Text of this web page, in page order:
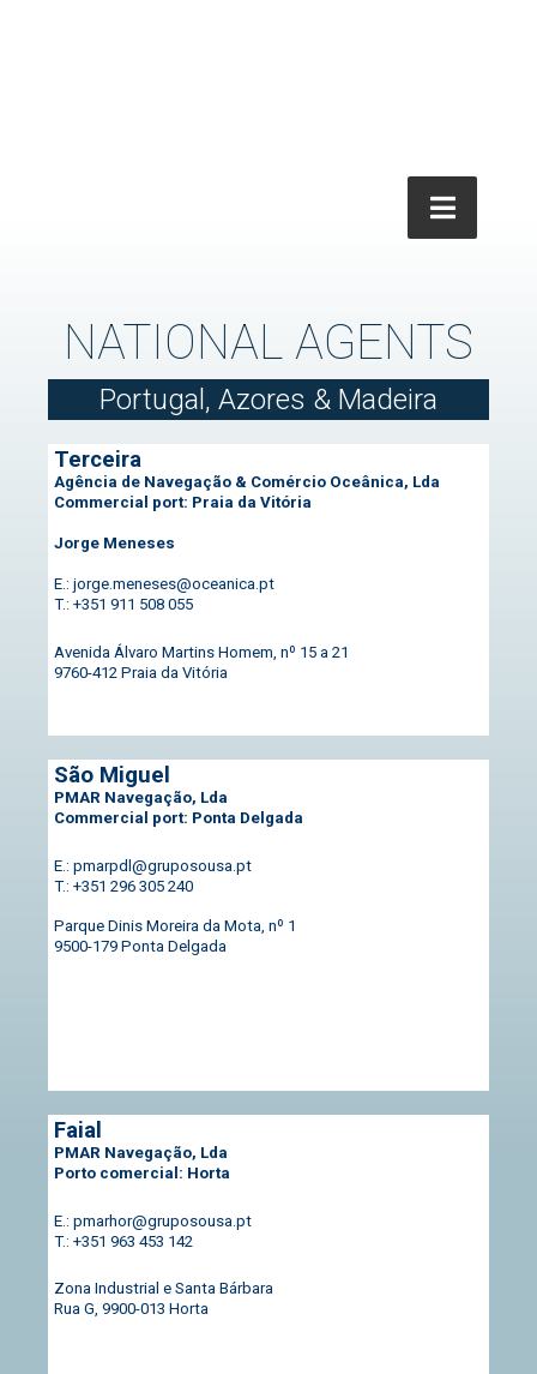
NATIONAL AGENTS
Portugal, Azores & Madeira
Terceira
Agência de Navegação & Comércio Oceânica, Lda
Commercial port: Praia da Vitória
Jorge Meneses
E.: jorge.meneses@oceanica.pt
T.: +351 911 508 055
Avenida Álvaro Martins Homem, nº 15 a 21
9760-412 Praia da Vitória
São Miguel
PMAR Navegação, Lda
Commercial port: Ponta Delgada
E.: pmarpdl@gruposousa.pt
T.: +351 296 305 240
Parque Dinis Moreira da Mota, nº 1
9500-179 Ponta Delgada
Faial
PMAR Navegação, Lda
Porto comercial: Horta
E.: pmarhor@gruposousa.pt
T.: +351 963 453 142
Zona Industrial e Santa Bárbara
Rua G, 9900-013 Horta